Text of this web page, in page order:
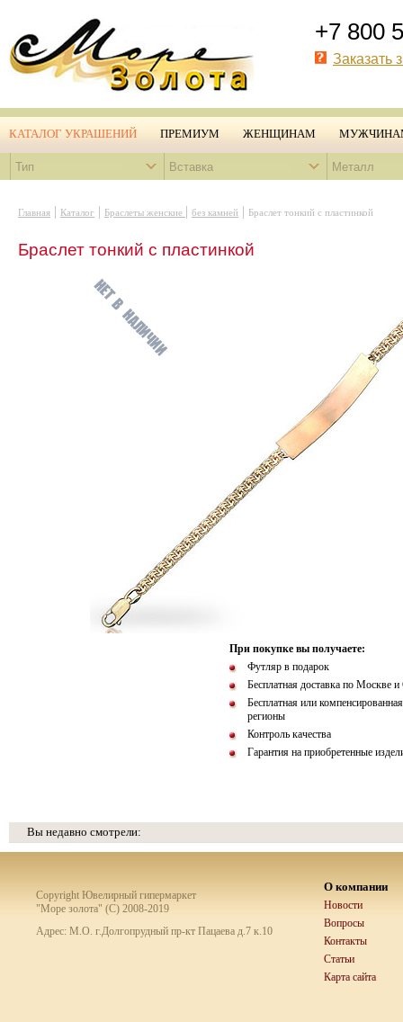
+7 800
Заказать
КАТАЛОГ УКРАШЕНИЙ ПРЕМИУМ ЖЕНЩИНАМ
Тип Вставка Металл
Главная | Каталог | Браслеты женские | без камней | Браслет тонкий с пластинкой
Браслет тонкий с пластинкой
При покупке вы получаете:
Футляр в подарок
Бесплатная доставка по Москве
Бесплатная или
регионы
Контроль качества
Гарантия на приобретенные
Вы недавно смотрели:
Copyright Ювелирный гипермаркет
"Море золота" (C) 2008-2019
Адрес: М.О. г.Долгопрудный пр-кт Пацаева д.7 к.10
О компании
Новости
Вопросы
Контакты
Статьи
Карта сайта